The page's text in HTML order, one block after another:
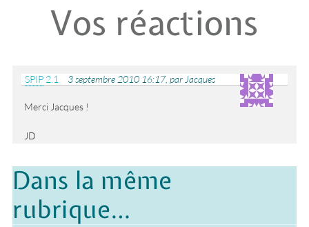
Vos réactions
SPIP2.1 3 septembre 2010 16:17, par Jacques
Merci Jacques !
JD
Dans la même
rubrique…